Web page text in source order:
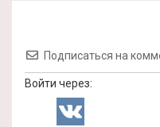
Подписаться на
Войти через: